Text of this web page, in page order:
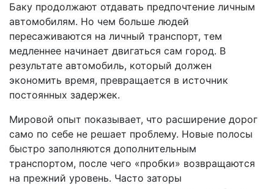
Баку продолжают отдавать предпочтение личным
автомобилям. Но чем больше людей
пересаживаются на личный транспорт, тем
медленнее начинает двигаться сам город. В
результате автомобиль, который должен
экономить время, превращается в источник
постоянных задержек.
Мировой опыт показывает, что расширение дорог
само по себе не решает проблему. Новые полосы
быстро заполняются дополнительным
транспортом, после чего «пробки» возвращаются
на прежний уровень. Часто заторы